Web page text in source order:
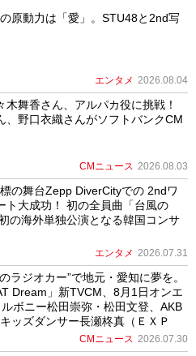
原動力は「愛」。STU48と2nd写
エンタメ 2026.08.04
木舞香さん、アルパカ役に挑戦！
、野口衣織さんがソフトバンクCM
CMニュース 2026.08.03
の舞台Zepp DiverCityでの 2ndワ
ト大成功！ 初の全員曲「台風の
の海外単独公演となる韓国コンサ
エンタメ 2026.07.31
ラジオカー”で地元・愛知に夢を。
Dream」新TVCM、8月1日オンエ
ボニー松田崇弥・松田文登、AKB
ッズダンサー長瀬柊真（ＥＸＰ
CMニュース 2026.07.30